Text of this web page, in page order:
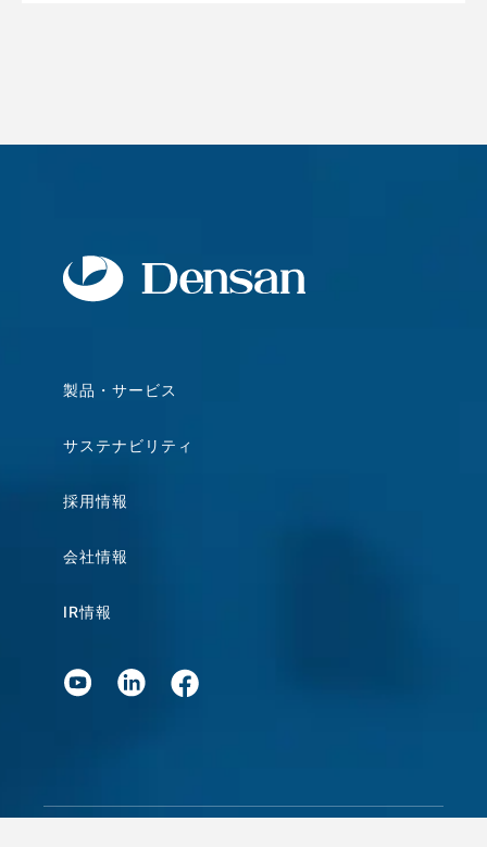
製品・サービス
サステナビリティ
採用情報
会社情報
IR情報